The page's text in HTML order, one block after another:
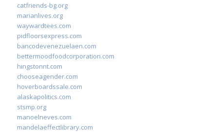
catfriends-bg.org
marianlives.org
waywardtees.com
pidfloorsexpress.com
bancodevenezuelaen.com
bettermoodfoodcorporation.com
hingstonnt.com
chooseagender.com
hoverboardssale.com
alaskapolitics.com
stsmp.org
manoelneves.com
mandelaeffectlibrary.com